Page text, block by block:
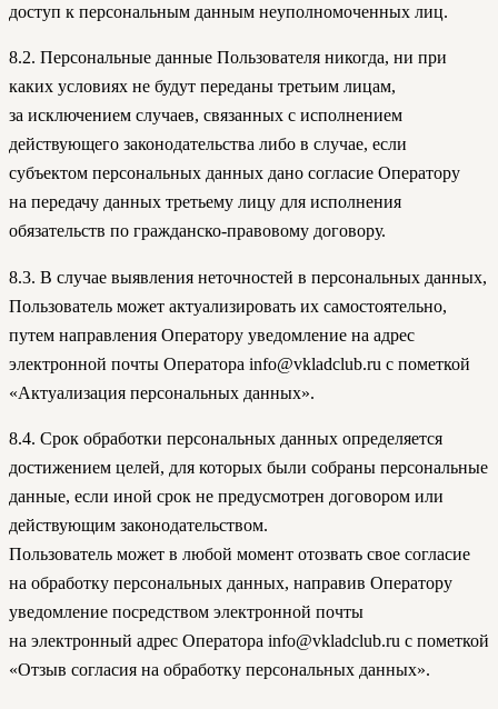
доступ к персональным данным неуполномоченных лиц.
8.2. Персональные данные Пользователя никогда, ни при
каких условиях не будут переданы третьим лицам,
за исключением случаев, связанных с исполнением
действующего законодательства либо в случае, если
субъектом персональных данных дано согласие Оператору
на передачу данных третьему лицу для исполнения
обязательств по гражданско-правовому договору.
8.3. В случае выявления неточностей в персональных данных,
Пользователь может актуализировать их самостоятельно,
путем направления Оператору уведомление на адрес
электронной почты Оператора info@vkladclub.ru с пометкой
«Актуализация персональных данных».
8.4. Срок обработки персональных данных определяется
достижением целей, для которых были собраны персональные
данные, если иной срок не предусмотрен договором или
действующим законодательством.
Пользователь может в любой момент отозвать свое согласие
на обработку персональных данных, направив Оператору
уведомление посредством электронной почты
на электронный адрес Оператора info@vkladclub.ru с пометкой
«Отзыв согласия на обработку персональных данных».